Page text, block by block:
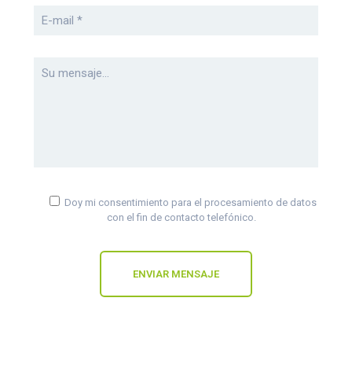
Doy mi consentimiento para el procesamiento de datos
con el fin de contacto telefónico.